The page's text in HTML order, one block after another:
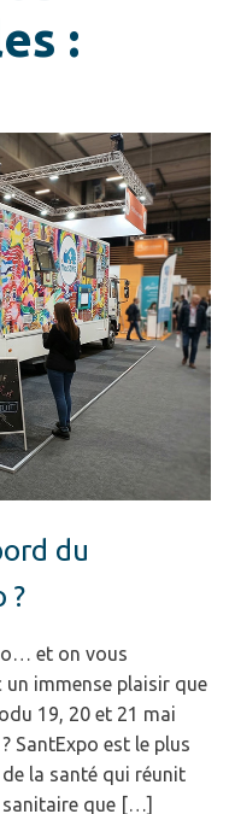
:
du
?
et on vous
un immense plaisir que
19, 20 et 21 mai
SantExpo est le plus
la santé qui réunit
sanitaire que […]